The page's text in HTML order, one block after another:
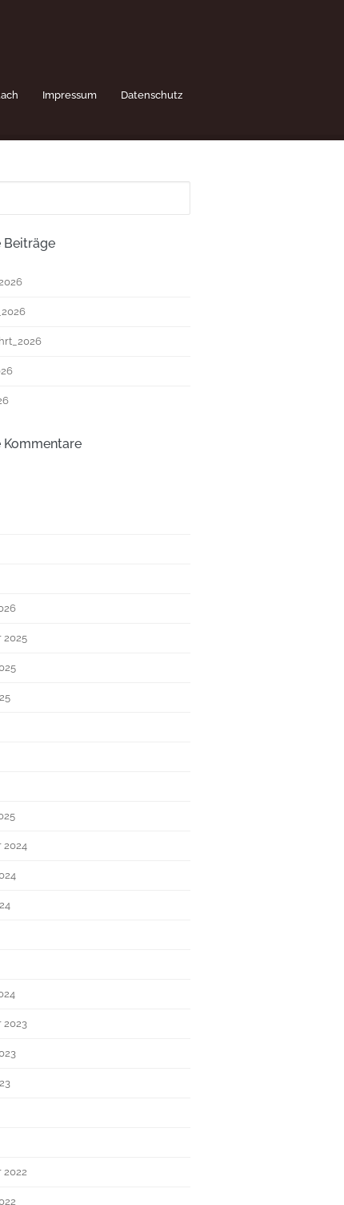
Impressum Datenschutz
Beiträge
Kommentare
2025
2024
2023
2022